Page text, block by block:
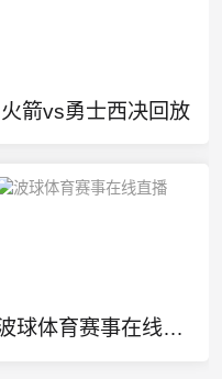
火箭vs勇士西决回放
波球体育赛事在线直播